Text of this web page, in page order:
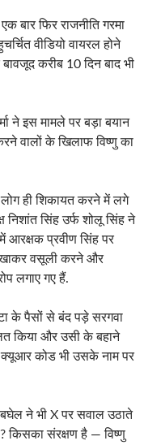
बार फिर राजनीति गरमा
वीडियो वायरल होने
करीब 10 दिन बाद भी
ने इस मामले पर बड़ा बयान
वालों के खिलाफ विष्णु का
लोग ही शिकायत करने में लगे
निशांत सिंह उर्फ शोलू सिंह ने
आरक्षक प्रवीण सिंह पर
वसूली करने और
लगाए गए हैं.
के पैसों से बंद पड़े सरगवा
किया और उसी के बहाने
क्यूआर कोड भी उसके नाम पर
बघेल ने भी X पर सवाल उठाते
किसका संरक्षण है — विष्णु